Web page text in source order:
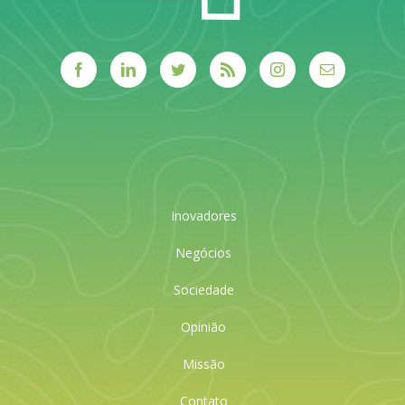
Inovadores
Negócios
Sociedade
Opinião
Missão
Contato